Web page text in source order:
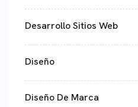
Desarrollo Sitios Web
Diseño
Diseño De Marca